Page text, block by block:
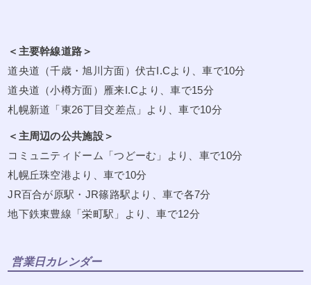
について、あらかじめご本人に通知し、またはご本人が容易に知り得る状
態に置きます。
11.個人情報に関する事項の公表等
本サイトは、個人情報に関する次に掲げる事項について、ご本人の知り得
る状態に置き、ご本人の求めに応じて遅滞なく回答します。
1) 個人情報の利用目的（ただし、個人情報の保護に関する法律において、
合は、ご本人に対して遅滞なくその旨を通知します。）
2) 個人情報に関するお問い合わせ窓口
本サイトは、ご本人から、個人情報の開示を求められたときは、ご本人に
対し、遅滞なく開示します。ただし、開示することにより次のいずれかに
該当する場合は、その全部または一部を開示しないこともあり、開示しな
い決定をした場合には、その旨を遅滞なく通知します。
1) ご本人または第三者の生命、身体、財産その他の権利利益を害するおそ
以外の情報については、原則として開示いたしません。
＜主要幹線道路＞
道央道（千歳・旭川方面）伏古I.Cより、車で10分
道央道（小樽方面）雁来I.Cより、車で15分
札幌新道「東26丁目交差点」より、車で10分
＜主周辺の公共施設＞
コミュニティドーム「つどーむ」より、車で10分
札幌丘珠空港より、車で10分
JR百合が原駅・JR篠路駅より、車で各7分
地下鉄東豊線「栄町駅」より、車で12分
営業日カレンダー